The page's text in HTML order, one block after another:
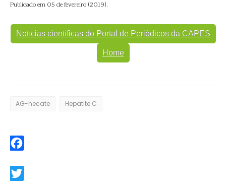
Publicado em 05 de fevereiro (2019).
Notícias científicas do Portal de Periódicos da CAPES
Home
AG-hecate Hepatite C